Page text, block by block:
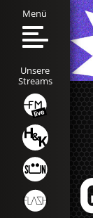
Menü
Unsere
Streams